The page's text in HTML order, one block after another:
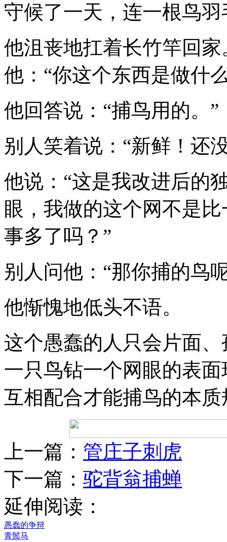
守候了一天，连一根鸟
他沮丧地扛着长竹竿回
他：“你这个东西是做什
他回答说：“捕鸟用的。”
别人笑着说：“新鲜！还
他说：“这是我改进后的
眼，我做的这个网不是
事多了吗？”
别人问他：“那你捕的鸟
他惭愧地低头不语。
这个愚蠢的人只会片面
一只鸟钻一个网眼的表
互相配合才能捕鸟的本质
上一篇： 管庄子刺虎
下一篇： 驼背翁捕蝉
延伸阅读：
愚蠢的争辩
青鬃马